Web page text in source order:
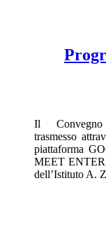
Il
trasmesso
piattaforma
MEET
dell’Istituto A.